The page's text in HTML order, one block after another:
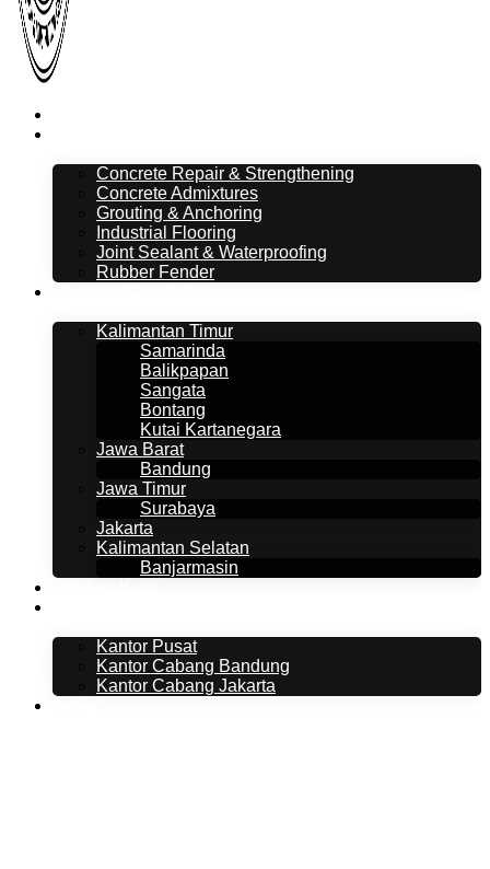
Concrete Repair & Strengthening
Concrete Admixtures
Grouting & Anchoring
Industrial Flooring
Joint Sealant & Waterproofing
Rubber Fender
Kalimantan Timur
Samarinda
Balikpapan
Sangata
Bontang
Kutai Kartanegara
Jawa Barat
Bandung
Jawa Timur
Surabaya
Jakarta
Kalimantan Selatan
Banjarmasin
Kantor Pusat
Kantor Cabang Bandung
Kantor Cabang Jakarta